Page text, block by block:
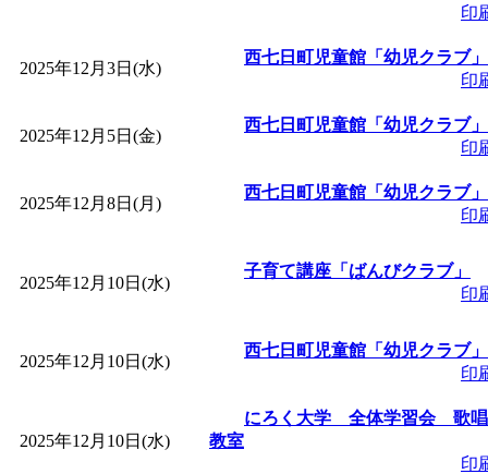
子育て講座「ばん
2026/07/10～2026/08/
「子育て交流広場「
間：2026/07/13～2026/
「子育て交流広場「
「赤ちゃん子育て講
付期間：2026/08/10～
印
2025年12月3日(水)
西七日町児童館「幼児クラブ」
印
2025年12月5日(金)
西七日町児童館「幼児クラブ」
印
2025年12月8日(月)
西七日町児童館「幼児クラブ」
印
2025年12月10日(水)
子育て講座「ばんびクラブ」
印
2025年12月10日(水)
西七日町児童館「幼児クラブ」
印
2025年12月10日(水)
にろく大学 全体学習会 歌唱
教室
印